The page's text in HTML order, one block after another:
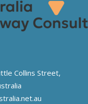
Collins Street,